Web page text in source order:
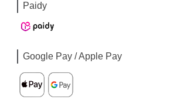
Paidy
Google Pay / Apple Pay